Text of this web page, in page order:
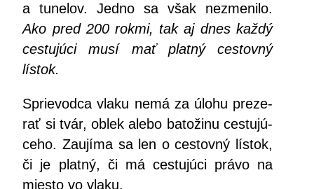
a tune­lov. Jed­no sa však nezme­ni­lo.
Ako pred 200 rok­mi, tak aj dnes kaž­dý
ces­tu­jú­ci musí mať plat­ný ces­tov­ný
lístok.
Sprie­vod­ca vla­ku nemá za úlo­hu pre­ze­
rať si tvár, oblek ale­bo bato­ži­nu ces­tu­jú­
ce­ho. Zau­jí­ma sa len o ces­tov­ný lís­tok,
či je plat­ný, či má ces­tu­jú­ci prá­vo na
mies­to vo vlaku.